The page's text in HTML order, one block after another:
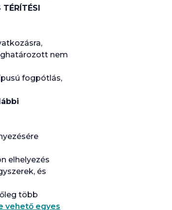
nem
fogpótlás,
elhelyezés
és
több
vehető egyes